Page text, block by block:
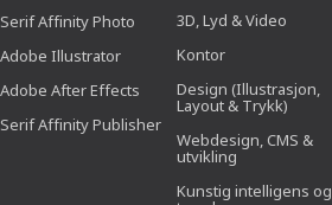
Serif Affinity Photo
Adobe Illustrator
Adobe After Effects
Serif Affinity Publisher
3D, Lyd & Video
Kontor
Design (Illustrasjon,
Layout & Trykk)
Webdesign, CMS &
utvikling
Kunstig intelligens og